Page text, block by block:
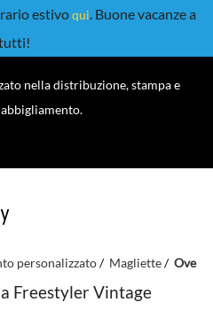
estivoqui. Buone vacanze a
nella distribuzione, stampa e
personalizzato Magliette
Freestyler Vintage